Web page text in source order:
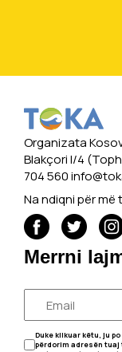
Organizata
Blakçori I/4
704 560
Na ndiqni për më
Merrni
Duke klikuar këtu, ju
përdorim adresën